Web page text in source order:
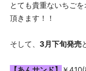
とても貴重ないちご
頂きます！！
そして、 3月下旬発売